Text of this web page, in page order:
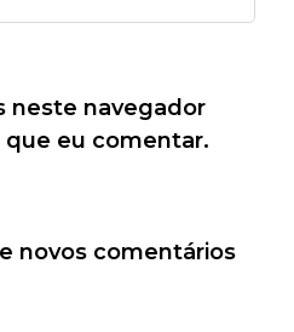
neste navegador
que eu comentar.
novos comentários